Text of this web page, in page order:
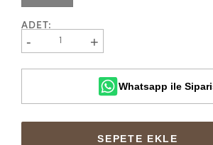
ADET:
- 1 +
Whatsapp ile
SEPETE EKLE